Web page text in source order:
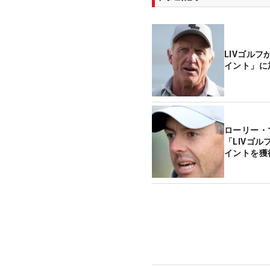
LIVゴルフ
イント」
ローリー
「LIVゴル
イントを